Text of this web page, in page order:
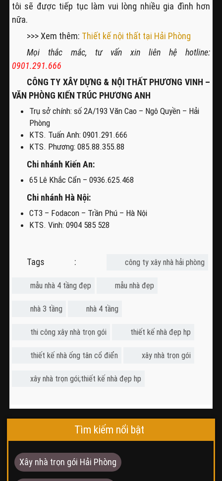
tôi sẽ được tiếp tục làm vui lòng nhiều gia đình hơn
nữa.
>>> Xem thêm: Thiết kế nội thất tại Hải Phòng
Mọi thắc mắc, tư vấn xin liên hệ hotline:
0901.291.666
CÔNG TY XÂY DỰNG & NỘI THẤT PHƯƠNG VINH –
VĂN PHÒNG KIẾN TRÚC PHƯƠNG ANH
Trụ sở chính: số 2A/193 Văn Cao – Ngô Quyền – Hải
Phòng
KTS. Tuấn Anh: 0901.291.666
KTS. Phương: 085.88.355.88
Chi nhánh Kiến An:
65 Lê Khắc Cẩn – 0936.625.468
Chi nhánh Hà Nội:
CT3 – Fodacon – Trần Phú – Hà Nội
KTS. Vinh: 0904 585 528
Tags : công ty xây nhà hải phòng
mẫu nhà 4 tầng đẹp mẫu nhà đẹp
nhà 3 tầng nhà 4 tầng
thi công xây nhà trọn gói thiết kế nhà đẹp hp
thiết kế nhà ống tân cổ điển xây nhà trọn gói
xây nhà trọn gói;thiết kế nhà đẹp hp
Tìm kiếm nổi bật
Xây nhà trọn gói Hải Phòng